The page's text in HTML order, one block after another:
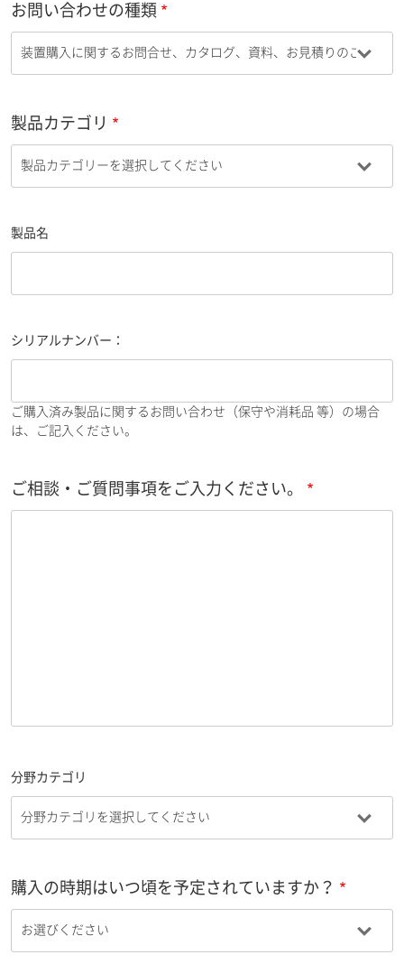
お問い合わせの種類
製品カテゴリ
製品名
シリアルナンバー：
ご購入済み製品に関するお問い合わせ（保守や消耗品 等）の場合
は、ご記入ください。
ご相談・ご質問事項をご入力ください。
分野カテゴリ
購入の時期はいつ頃を予定されていますか？